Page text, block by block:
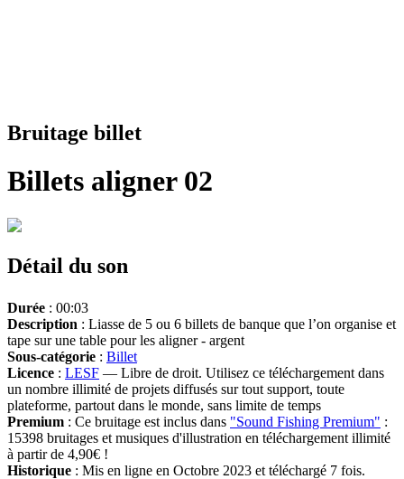
Bruitage billet
Billets aligner 02
Détail du son
Durée : 00:03
Description : Liasse de 5 ou 6 billets de banque que l’on organise et
tape sur une table pour les aligner - argent
Sous-catégorie : Billet
Licence : LESF — Libre de droit. Utilisez ce téléchargement dans
un nombre illimité de projets diffusés sur tout support, toute
plateforme, partout dans le monde, sans limite de temps
Premium : Ce bruitage est inclus dans "Sound Fishing Premium" :
15398 bruitages et musiques d'illustration en téléchargement illimité
à partir de 4,90€ !
Historique : Mis en ligne en Octobre 2023 et téléchargé 7 fois.